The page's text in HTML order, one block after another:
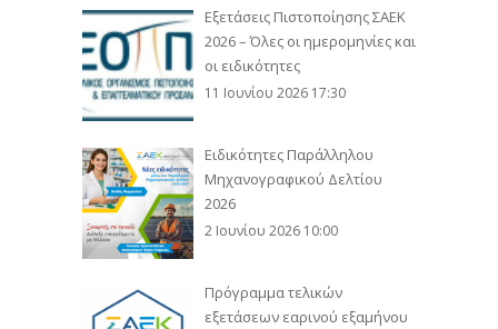
Εξετάσεις Πιστοποίησης ΣΑΕΚ
2026 – Όλες οι ημερομηνίες και
οι ειδικότητες
11 Ιουνίου 2026 17:30
Ειδικότητες Παράλληλου
Μηχανογραφικού Δελτίου
2026
2 Ιουνίου 2026 10:00
Πρόγραμμα τελικών
εξετάσεων εαρινού εξαμήνου